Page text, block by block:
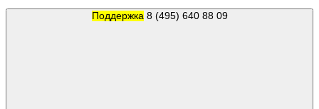
Поддержка 8 (495) 640 88 09